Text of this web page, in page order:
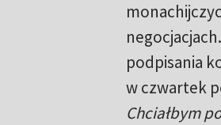
podpisania
w czwartek
Chciałbym